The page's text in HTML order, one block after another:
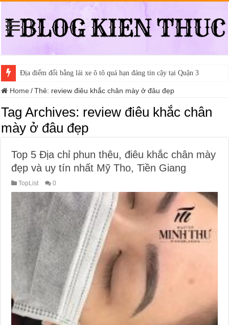
Địa điểm đổi bằng lái xe ô tô quá hạn đáng tin cậy tại Quận 3
Home / Thẻ: review điêu khắc chân mày ở đâu đẹp
Tag Archives: review điêu khắc chân
mày ở đâu đẹp
Top 5 Địa chỉ phun thêu, điêu khắc chân mày
đẹp và uy tín nhất Mỹ Tho, Tiền Giang
TopList 0